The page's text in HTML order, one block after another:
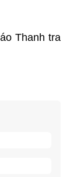
Thanh tra